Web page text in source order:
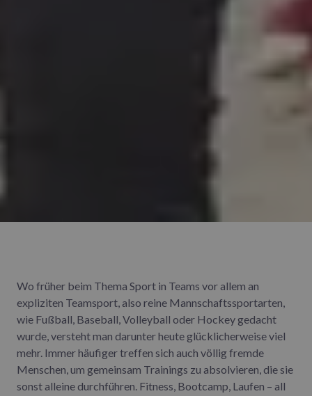
Wo früher beim Thema Sport in Teams vor allem an
expliziten Teamsport, also reine Mannschaftssportarten,
wie Fußball, Baseball, Volleyball oder Hockey gedacht
wurde, versteht man darunter heute glücklicherweise viel
mehr. Immer häufiger treffen sich auch völlig fremde
Menschen, um gemeinsam Trainings zu absolvieren, die sie
sonst alleine durchführen. Fitness, Bootcamp, Laufen – all